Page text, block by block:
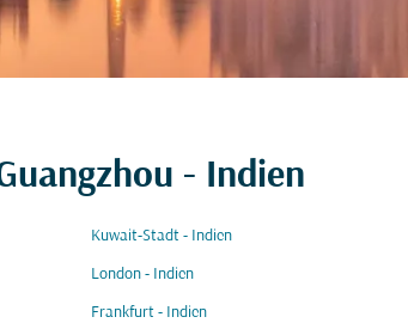
- Indien
Kuwait-Stadt - Indien
London - Indien
Frankfurt - Indien